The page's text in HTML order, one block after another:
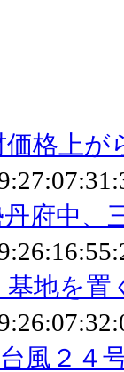
価格上
府中、
基地を
風２４